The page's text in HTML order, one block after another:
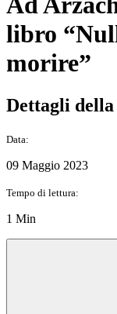
libro
morire”
Dettagli
Data:
09 Maggio 2023
Tempo di lettura:
1 Min